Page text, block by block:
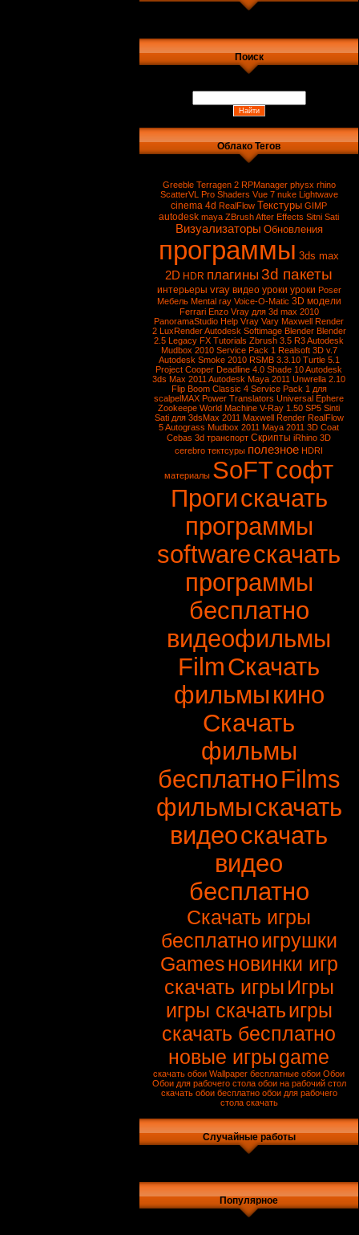
Поиск
Облако Тегов
Greeble Terragen 2 RPManager physx rhino
ScatterVL Pro Shaders Vue 7 nuke Lightwave
cinema 4d RealFlow Текстуры GIMP
autodesk maya ZBrushAfter Effects Sitni Sati
Визуализаторы Обновления
программы 3ds max
2D HDR плагины 3d пакеты
интерьеры vray видео уроки уроки Poser
Мебель Mental ray Voice-O-Matic 3D модели
Ferrari Enzo Vray для 3d max 2010
PanoramaStudio Help Vray Vary Maxwell Render
2 LuxRender Autodesk Softimage Blender Blender
2.5 Legacy FX Tutorials Zbrush 3.5 R3Autodesk
Mudbox 2010 Service Pack 1 Realsoft 3D v.7
Autodesk Smoke 2010 RSMB 3.3.10 Turtle 5.1
Project Cooper Deadline 4.0 Shade 10Autodesk
3ds Max 2011 Autodesk Maya 2011 Unwrella 2.10
Flip Boom Classic 4 Service Pack 1 для
scalpelMAX Power Translators Universal Ephere
Zookeepe World Machine V-Ray 1.50 SP5 Sinti
Sati для 3dsMax 2011 Maxwell Render RealFlow
5Autograss Mudbox 2011 Maya 2011 3D Coat
Cebas 3d транспорт Скрипты iRhino 3D
cerebro тектсуры полезное HDRI
материалы SoFTсофт
Прогискачать
программы
softwareскачать
программы
бесплатно
видеофильмы
FilmСкачать
фильмыкино
Скачать
фильмы
бесплатноFilms
фильмыскачать
видеоскачать
видео
бесплатно
Скачать игры
бесплатноигрушки
Gamesновинки игр
скачать игры Игры
игры скачатьигры
скачать бесплатно
новые игрыgame
скачать обои Wallpaper бесплатные обои Обои
Обои для рабочего стола обои на рабочий стол
скачать обои бесплатно обои для рабочего
стола скачать
Случайные работы
Популярное